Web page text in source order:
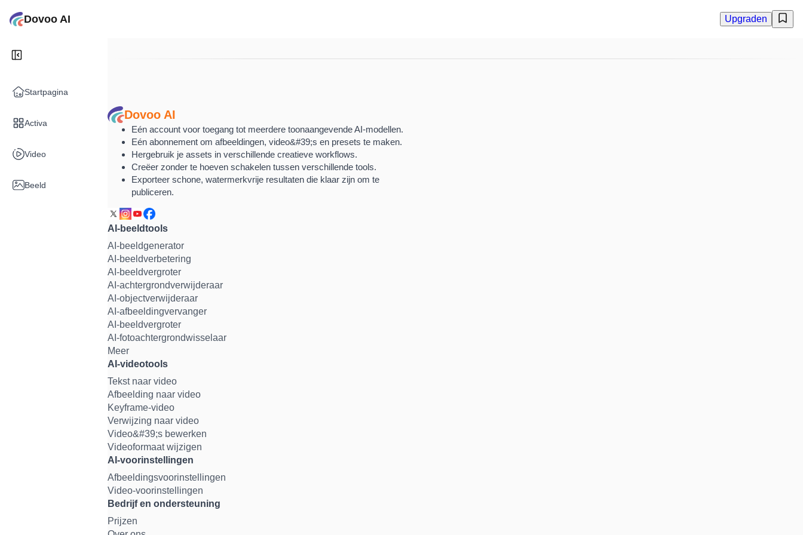
Dovoo AI Upgraden
Startpagina
Activa
Video
Beeld
Dovoo AI
Eén account voor toegang tot meerdere toonaangevende AI-modellen.
Eén abonnement om afbeeldingen, video&#39;s en presets te maken.
Hergebruik je assets in verschillende creatieve workflows.
Creëer zonder te hoeven schakelen tussen verschillende tools.
Exporteer schone, watermerkvrije resultaten die klaar zijn om te
publiceren.
AI-beeldtools
AI-beeldgenerator
AI-beeldverbetering
AI-beeldvergroter
AI-achtergrondverwijderaar
AI-objectverwijderaar
AI-afbeeldingvervanger
AI-beeldvergroter
AI-fotoachtergrondwisselaar
Meer
AI-videotools
Tekst naar video
Afbeelding naar video
Keyframe-video
Verwijzing naar video
Video&#39;s bewerken
Videoformaat wijzigen
AI-voorinstellingen
Afbeeldingsvoorinstellingen
Video-voorinstellingen
Bedrijf en ondersteuning
Prijzen